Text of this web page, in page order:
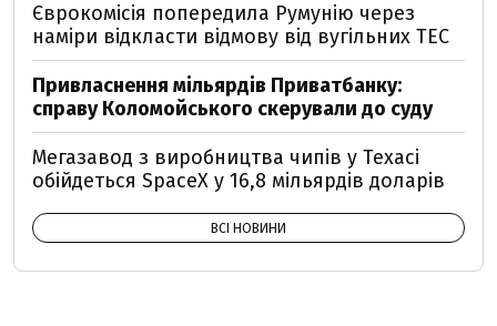
Єврокомісія попередила Румунію через
наміри відкласти відмову від вугільних ТЕС
Привласнення мільярдів Приватбанку:
справу Коломойського скерували до суду
Мегазавод з виробництва чипів у Техасі
обійдеться SpaceX у 16,8 мільярдів доларів
ВСІ НОВИНИ